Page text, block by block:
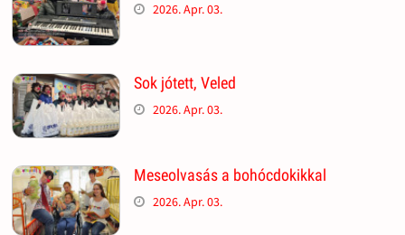
2026. Apr. 03.
Sok jótett, Veled
2026. Apr. 03.
Meseolvasás a bohócdokikkal
2026. Apr. 03.